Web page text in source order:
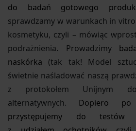
do badań gotowego
sprawdzamy w warunkach in
kosmetyku, czyli – mówiąc
podrażnienia. Prowadzimy
naskórka (tak tak! Model
świetnie naśladować naszą
z protokołem Unijnym
alternatywnych. Dopiero po
przystępujemy do testów